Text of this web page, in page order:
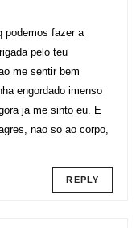
podemos fazer a
pelo teu
me sentir bem
engordado imenso
ja me sinto eu. E
nao so ao corpo,
REPLY